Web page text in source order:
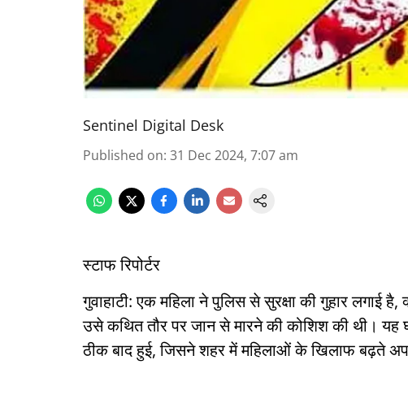
Sentinel Digital Desk
Published on: 31 Dec 2024, 7:07 am
स्टाफ रिपोर्टर
गुवाहाटी: एक महिला ने पुलिस से सुरक्षा की गुहार
उसे कथित तौर पर जान से मारने की कोशिश की थी।
ठीक बाद हुई, जिसने शहर में महिलाओं के खिलाफ बढ़ते